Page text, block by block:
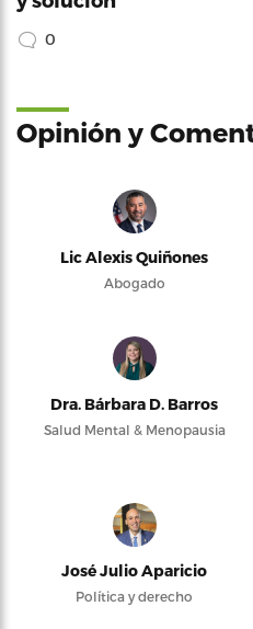
0
Opinión y
Lic Alexis Quiñones
Abogado
Dra. Bárbara D. Barros
Salud Mental & Menopausia
José Julio Aparicio
Política y derecho